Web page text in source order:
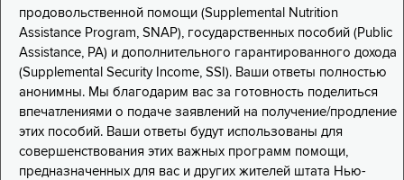
продовольственной помощи (Supplemental Nutrition
Assistance Program, SNAP), государственных пособий (Public
Assistance, PA) и дополнительного гарантированного дохода
(Supplemental Security Income, SSI). Ваши ответы полностью
анонимны. Мы благодарим вас за готовность поделиться
впечатлениями о подаче заявлений на получение/продление
этих пособий. Ваши ответы будут использованы для
совершенствования этих важных программ помощи,
предназначенных для вас и других жителей штата Нью-